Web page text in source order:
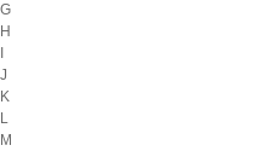
G
H
J
K
L
M